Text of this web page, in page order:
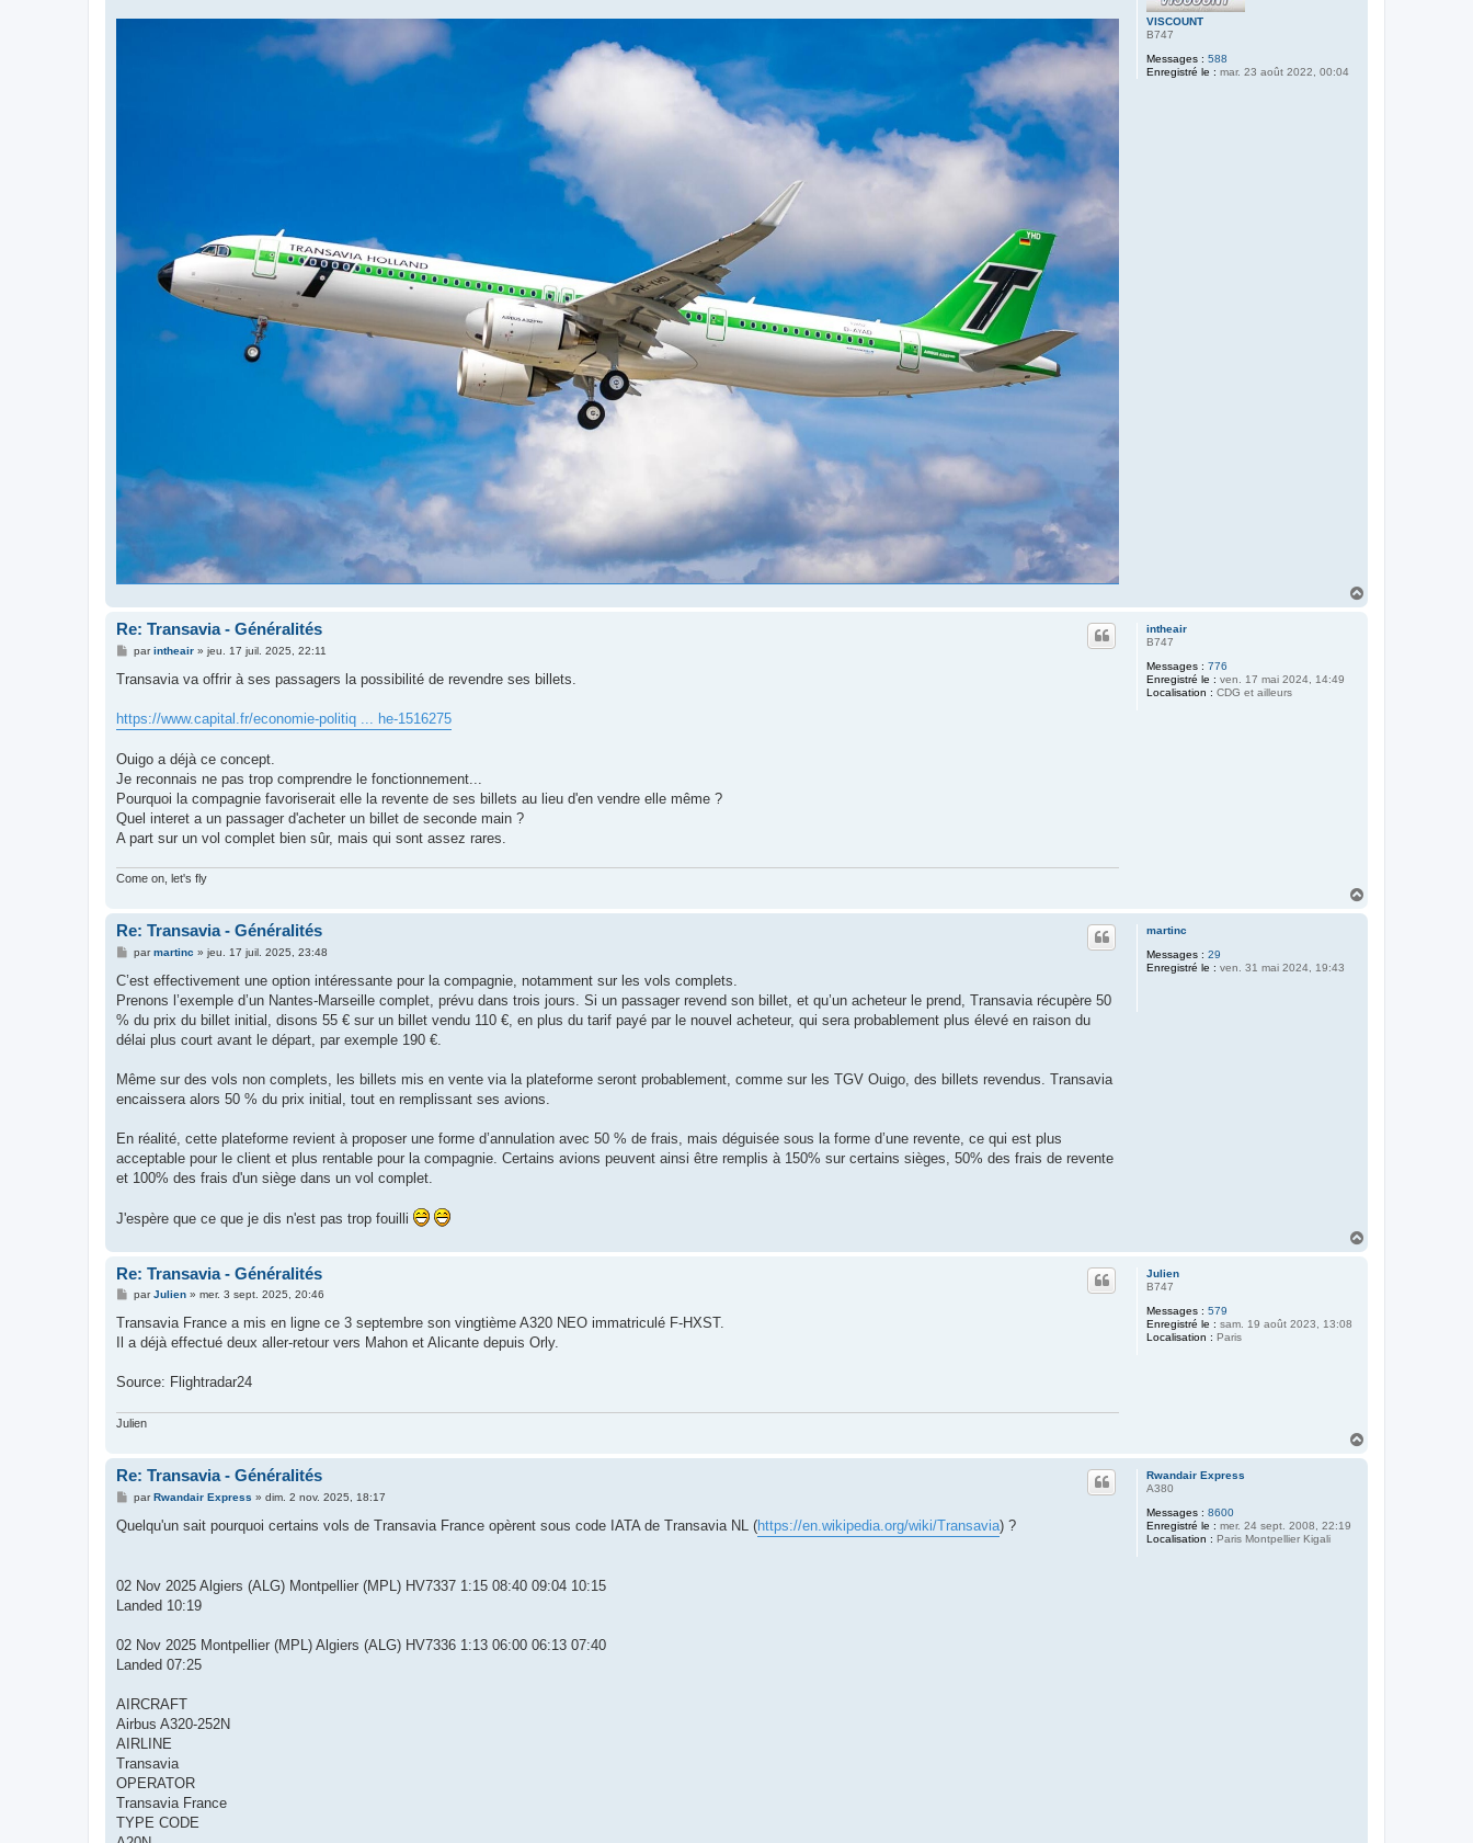
VISCOUNT
B747
Messages : 588
Enregistré le : mar. 23 août 2022, 00:04
e
intheair
B747
Messages : 776
Enregistré le : ven. 17 mai 2024, 14:49
Localisation : CDG et ailleurs
Re: Transavia - Généralités
M
s
g
e
parintheair» jeu. 17 juil. 2025, 22:11
Transavia va offrir à ses passagers la possibilité de revendre ses billets.
https://www.capital.fr/economie-politiq ... he-1516275
Ouigo a déjà ce concept.
Je reconnais ne pas trop comprendre le fonctionnement...
Pourquoi la compagnie favoriserait elle la revente de ses billets au lieu d'en vendre elle même ?
Quel interet a un passager d'acheter un billet de seconde main ?
A part sur un vol complet bien sûr, mais qui sont assez rares.
Come on, let's fly
martinc
Messages : 29
Enregistré le : ven. 31 mai 2024, 19:43
Re: Transavia - Généralités
M
s
a
g
parmartinc » jeu. 17 juil. 2025, 23:48
C’est effectivement une option intéressante pour la compagnie, notamment sur les vols complets.
Prenons l’exemple d’un Nantes-Marseille complet, prévu dans trois jours. Si un passager revend son billet, et qu’un acheteur le prend, Transavia récupère 50
% du prix du billet initial, disons 55 € sur un billet vendu 110 €, en plus du tarif payé par le nouvel acheteur, qui sera probablement plus élevé en raison du
délai plus court avant le départ, par exemple 190 €.
Même sur des vols non complets, les billets mis en vente via la plateforme seront probablement, comme sur les TGV Ouigo, des billets revendus. Transavia
encaissera alors 50 % du prix initial, tout en remplissant ses avions.
En réalité, cette plateforme revient à proposer une forme d’annulation avec 50 % de frais, mais déguisée sous la forme d’une revente, ce qui est plus
acceptable pour le client et plus rentable pour la compagnie. Certains avions peuvent ainsi être remplis à 150% sur certains sièges, 50% des frais de revente
et 100% des frais d'un siège dans un vol complet.
J'espère que ce que je dis n'est pas trop fouilli
Julien
B747
Messages : 579
Enregistré le : sam. 19 août 2023, 13:08
Localisation : Paris
Re: Transavia - Généralités
M
s
a
parJulien» mer. 3 sept. 2025, 20:46
Transavia France a mis en ligne ce 3 septembre son vingtième A320 NEO immatriculé F-HXST.
Il a déjà effectué deux aller-retour vers Mahon et Alicante depuis Orly.
Source: Flightradar24
Julien
Rwandair Express
A380
Messages : 8600
Enregistré le : mer. 24 sept. 2008, 22:19
Localisation : Paris Montpellier Kigali
Re: Transavia - Généralités
M
s
parRwandair Express » dim. 2 nov. 2025, 18:17
Quelqu'un sait pourquoi certains vols de Transavia France opèrent sous code IATA de Transavia NL (https://en.wikipedia.org/wiki/Transavia) ?
02 Nov 2025 Algiers (ALG) Montpellier (MPL) HV7337 1:15 08:40 09:04 10:15
Landed 10:19
02 Nov 2025 Montpellier (MPL) Algiers (ALG) HV7336 1:13 06:00 06:13 07:40
Landed 07:25
AIRCRAFT
Airbus A320-252N
AIRLINE
Transavia
OPERATOR
Transavia France
TYPE CODE